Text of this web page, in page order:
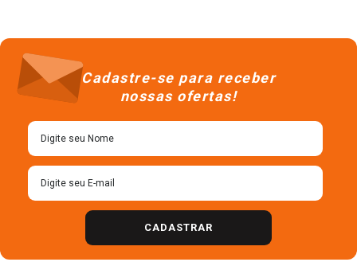
Cadastre-se para receber
nossas ofertas!
CADASTRAR